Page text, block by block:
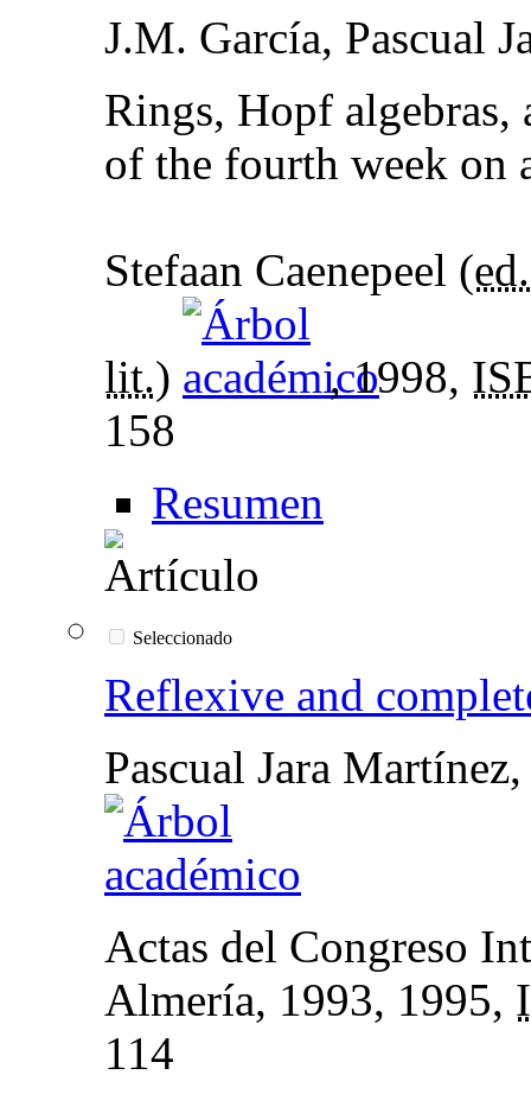
J.M. García, Pascual
Rings, Hopf algebras,
of the fourth week on
Stefaan Caenepeel (
lit.) , 1998,
158
Resumen
Seleccionado
Reflexive and
Pascual Jara
Actas del Congreso
Almería, 1993, 1995,
114